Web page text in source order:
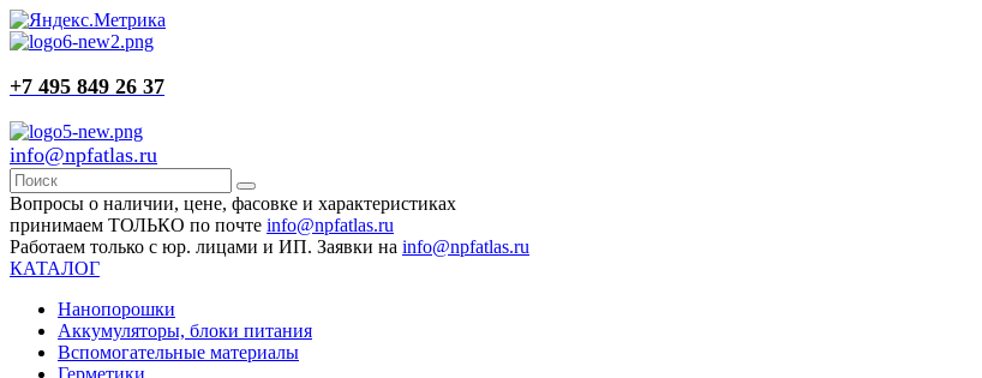
+7 495 849 26 37
info@npfatlas.ru
Вопросы о наличии, цене, фасовке и характеристиках
принимаем ТОЛЬКО по почте info@npfatlas.ru
Работаем только с юр. лицами и ИП. Заявки на info@npfatlas.ru
КАТАЛОГ
Нанопорошки
Аккумуляторы, блоки питания
Вспомогательные материалы
Герметики